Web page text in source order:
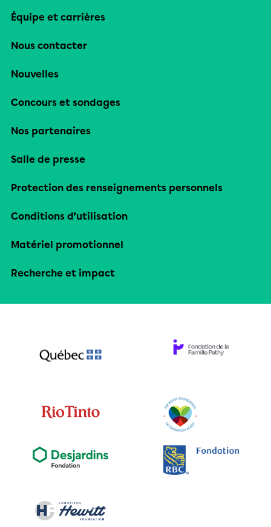
Équipe et carrières
Nous contacter
Nouvelles
Concours et sondages
Nos partenaires
Salle de presse
Protection des renseignements personnels
Conditions d’utilisation
Matériel promotionnel
Recherche et impact